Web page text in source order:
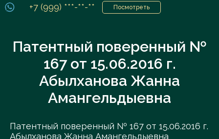
+7 (999) ***-**-**
Посмотреть
Патентный поверенный №
167 от 15.06.2016 г.
Абылханова Жанна
Амангельдыевна
Патентный поверенный № 167 от 15.06.2016 г.
Абылханова Жанна Амангельдыевна